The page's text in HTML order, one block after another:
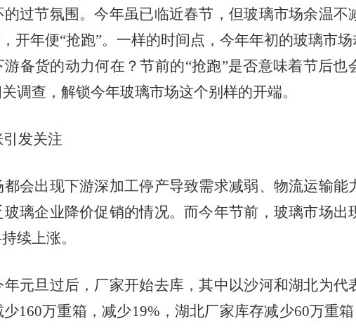
过节氛围。今年虽已临近春节，但玻璃市场余温
开年便“抢跑”。一样的时间点，今年年初的玻璃市
备货的动力何在？节前的“抢跑”是否意味着节后也
调查，解锁今年玻璃市场这个别样的开端。
发关注
会出现下游深加工停产导致需求减弱、物流运输能
璃企业降价促销的情况。而今年节前，玻璃市场出
续上涨。
元旦过后，厂家开始去库，其中以沙河和湖北为
少160万重箱，减少19% ，湖北厂家库存减少60万重